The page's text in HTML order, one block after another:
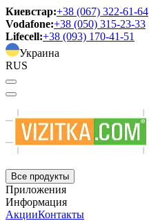
Киевстар:+38 (067) 322-61-64
Vodafone:+38 (050) 315-23-33
Lifecell:+38 (093) 170-41-51
Украина
RUS
Все продукты
Приложения
Информация
АкцииКонтакты